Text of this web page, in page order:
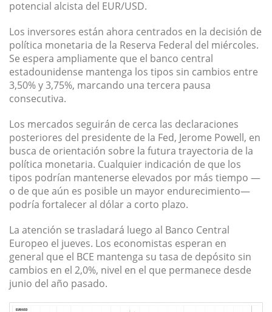
potencial alcista del EUR/USD.
Los inversores están ahora centrados en la decisión de
política monetaria de la Reserva Federal del miércoles.
Se espera ampliamente que el banco central
estadounidense mantenga los tipos sin cambios entre
3,50% y 3,75%, marcando una tercera pausa
consecutiva.
Los mercados seguirán de cerca las declaraciones
posteriores del presidente de la Fed, Jerome Powell, en
busca de orientación sobre la futura trayectoria de la
política monetaria. Cualquier indicación de que los
tipos podrían mantenerse elevados por más tiempo —
o de que aún es posible un mayor endurecimiento—
podría fortalecer al dólar a corto plazo.
La atención se trasladará luego al Banco Central
Europeo el jueves. Los economistas esperan en
general que el BCE mantenga su tasa de depósito sin
cambios en el 2,0%, nivel en el que permanece desde
junio del año pasado.